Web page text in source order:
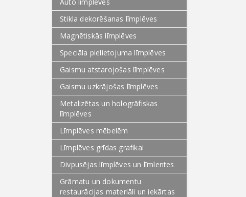
Stikla dekorēšanas līmplēves
Magnētiskās līmplēves
Speciāla pielietojuma līmplēves
Gaismu atstarojošas līmplēves
Gaismu uzkrājošas līmplēves
Metalizētas un hologrāfiskas
līmplēves
Līmplēves mēbelēm
Līmplēves grīdas grafikai
Divpusējas līmplēves un līmlentes
Grāmatu un dokumentu
restaurācijas materiāli un iekārtas